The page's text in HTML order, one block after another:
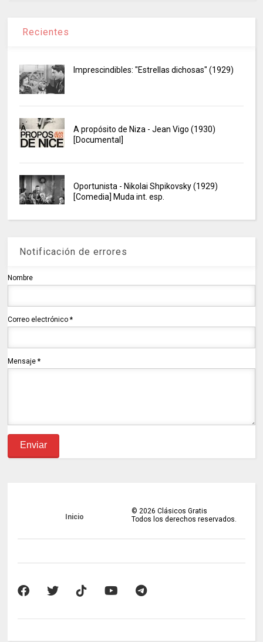
Recientes
Imprescindibles: "Estrellas dichosas" (1929)
A propósito de Niza - Jean Vigo (1930)
[Documental]
Oportunista - Nikolai Shpikovsky (1929)
[Comedia] Muda int. esp.
Notificación de errores
Nombre
Correo electrónico*
Mensaje*
Inicio
© 2026 Clásicos Gratis
Todos los derechos reservados.